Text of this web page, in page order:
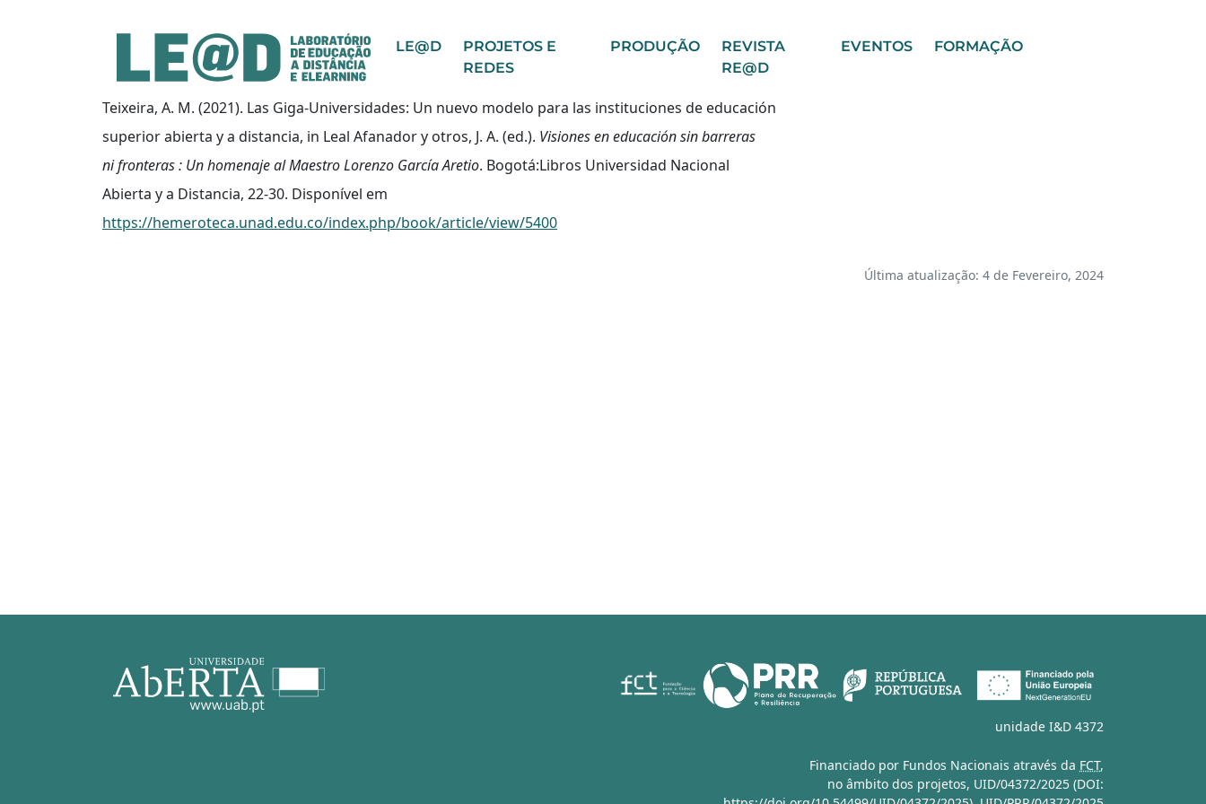
Ir para o conteúdo principal
Informações de acessibilidade LE@D
PROJETOS E
REDES
PRODUÇÃO
REVISTA
RE@D
EVENTOS FORMAÇÃO
Teixeira, A. M. (2021). Las Giga-Universidades: Un nuevo modelo para las instituciones de educación
superior abierta y a distancia, in Leal Afanador y otros, J. A. (ed.). Visiones en educación sin barreras
ni fronteras : Un homenaje al Maestro Lorenzo García Aretio. Bogotá:Libros Universidad Nacional
Abierta y a Distancia, 22-30. Disponível em
https://hemeroteca.unad.edu.co/index.php/book/article/view/5400
Última atualização: 4 de Fevereiro, 2024
unidade I&D 4372
Financiado por Fundos Nacionais através da FCT,
no âmbito dos projetos, UID/04372/2025 (DOI: